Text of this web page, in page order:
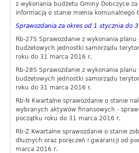
z wykonania budżetu Gminy Dobczyce
informacją o stanie mienia komunalnego
Sprawozdania za okres od 1 stycznia do
Rb-27S Sprawozdanie z wykonania planu
budżetowych jednostki samorządu
roku do 31 marca 2016 r.
Rb-28S Sprawozdanie z wykonania
budżetowych jednostki samorządu
roku do 31 marca 2016 r.
Rb-N Kwartalne sprawozdanie o stanie
wybranych aktywów finansowych -
początku roku do 31 marca 2016 r.
Rb-Z Kwartalne sprawozdanie o stanie
dłuznych oraz poręczeń i gwarancji od
marca 2016 r.